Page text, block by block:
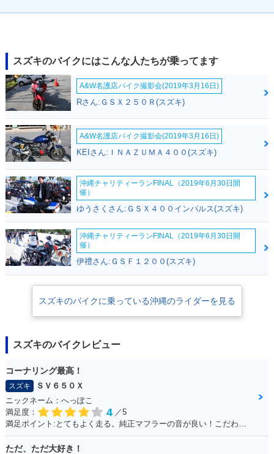
スズキのバイクにはこんな人たちが乗ってます
A&W名護店バイク撮影会(2019年3月16日)
Rさん:ＧＳＸ２５０Ｒ(スズキ)
A&W名護店バイク撮影会(2019年3月16日)
KEIさん:ＩＮＡＺＵＭＡ４００(スズキ)
沖縄チャリティーランFINAL（2019年6月30日開
催）
ゆうさくさん:ＧＳＸ４００インパルス(スズキ)
沖縄チャリティーランFINAL（2019年6月30日開
催）
伊禮さん:ＧＳＦ１２００(スズキ)
スズキのバイクに乗っている沖縄のライダーを見る
スズキのバイクレビュー
コーナリング最高！
スズキ
ＳＶ６５０Ｘ
ニックネーム：へっぽこ
満足度：
4 ／5
ただ、ただ大好き！